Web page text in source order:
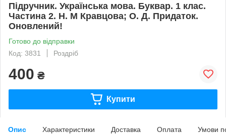
Підручник. Українська мова. Буквар. 1 клас.
Частина 2. Н. М Кравцова; О. Д. Придаток.
Оновлений!
Готово до відправки
Код: 3831
Роздріб
400 ₴
Купити
Опис Характеристики Доставка Оплата Умови